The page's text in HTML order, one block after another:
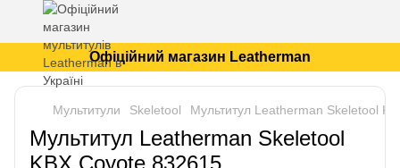
Офіційний магазин Leatherman
Мультитули Skeletool Мультитул Leatherman Skeletool
Мультитул Leatherman Skeletool
KBX Coyote 832615